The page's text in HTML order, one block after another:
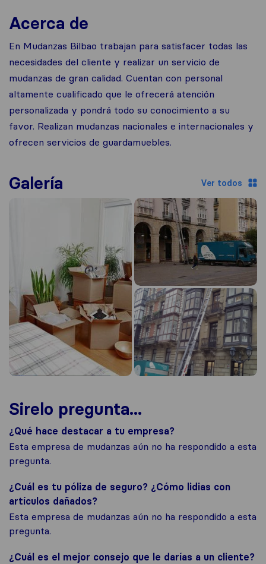
Acerca de
En Mudanzas Bilbao trabajan para satisfacer todas las
necesidades del cliente y realizar un servicio de
mudanzas de gran calidad. Cuentan con personal
altamente cualificado que le ofrecerá atención
personalizada y pondrá todo su conocimiento a su
favor. Realizan mudanzas nacionales e internacionales y
ofrecen servicios de guardamuebles.
Galería Ver todos
Sirelo pregunta...
¿Qué hace destacar a tu empresa?
Esta empresa de mudanzas aún no ha respondido a esta
pregunta.
¿Cuál es tu póliza de seguro? ¿Cómo lidias con
artículos dañados?
Esta empresa de mudanzas aún no ha respondido a esta
pregunta.
¿Cuál es el mejor consejo que le darías a un cliente?